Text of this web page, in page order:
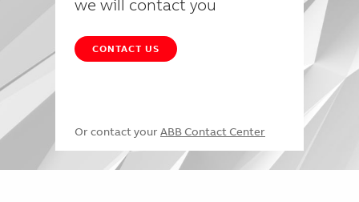
we will contact you
CONTACT US
Or contact your ABB Contact Center